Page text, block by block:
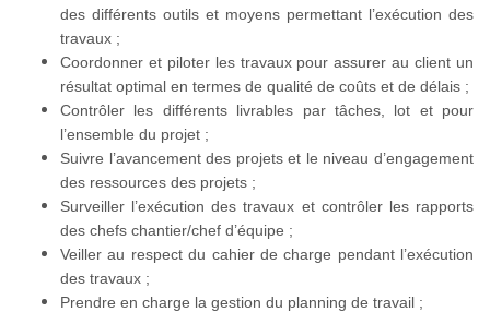
des différents outils et moyens permettant l’exécution des
travaux ;
Coordonner et piloter les travaux pour assurer au client un
résultat optimal en termes de qualité de coûts et de délais ;
Contrôler les différents livrables par tâches, lot et pour
l’ensemble du projet ;
Suivre l’avancement des projets et le niveau d’engagement
des ressources des projets ;
Surveiller l’exécution des travaux et contrôler les rapports
des chefs chantier/chef d’équipe ;
Veiller au respect du cahier de charge pendant l’exécution
des travaux ;
Prendre en charge la gestion du planning de travail ;